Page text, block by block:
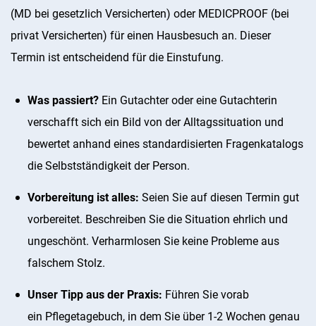
(MD bei gesetzlich Versicherten) oder MEDICPROOF (bei
privat Versicherten) für einen Hausbesuch an. Dieser
Termin ist entscheidend für die Einstufung.
Was passiert? Ein Gutachter oder eine Gutachterin
verschafft sich ein Bild von der Alltagssituation und
bewertet anhand eines standardisierten Fragenkatalogs
die Selbstständigkeit der Person.
Vorbereitung ist alles: Seien Sie auf diesen Termin gut
vorbereitet. Beschreiben Sie die Situation ehrlich und
ungeschönt. Verharmlosen Sie keine Probleme aus
falschem Stolz.
Unser Tipp aus der Praxis: Führen Sie vorab
ein Pflegetagebuch, in dem Sie über 1-2 Wochen genau